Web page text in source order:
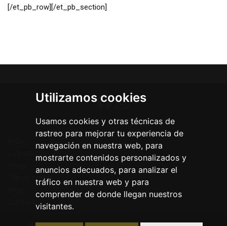
Utilizamos cookies
Usamos cookies y otras técnicas de
rastreo para mejorar tu experiencia de
navegación en nuestra web, para
mostrarte contenidos personalizados y
anuncios adecuados, para analizar el
tráfico en nuestra web y para
comprender de donde llegan nuestros
visitantes.
[/et_pb_row][/et_pb_section]
Tienda online